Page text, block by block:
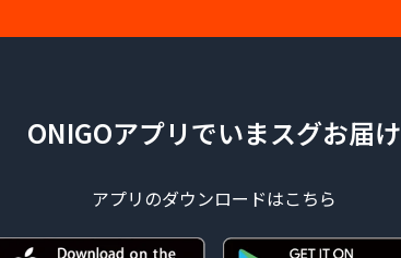
ONIGOアプリでいまスグお届け
アプリのダウンロードはこちら